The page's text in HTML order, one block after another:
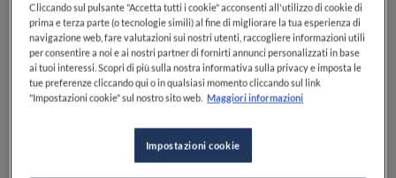
Scrivere della famigliaCereaper chi si occupa di alta
gastronomia è come scrivere di Ferrari per chi si
occupa di motori. Non è semplice introdurre un nome
così grande che non è fatto solo di riconoscimenti e
stelle Michelin, ma più che altro di piatti iconici,
fanno il giro del mondo dall’Italia a
famiglia Cerea non è iPaccheri alla Vittorio
Cliccando sul pulsante "Accetta tutti i cookie" acconsenti all'utilizzo di cookie di
prima e terza parte (o tecnologie simili) al fine di migliorare la tua esperienza di
navigazione web, fare valutazioni sui nostri utenti, raccogliere informazioni utili
per consentire a noi e ai nostri partner di fornirti annunci personalizzati in base
ai tuoi interessi. Scopri di più sulla nostra informativa sulla privacy e imposta le
tue preferenze cliccando qui o in qualsiasi momento cliccando sul link
"Impostazioni cookie" sul nostro sito web. Maggiori informazioni
Impostazioni cookie